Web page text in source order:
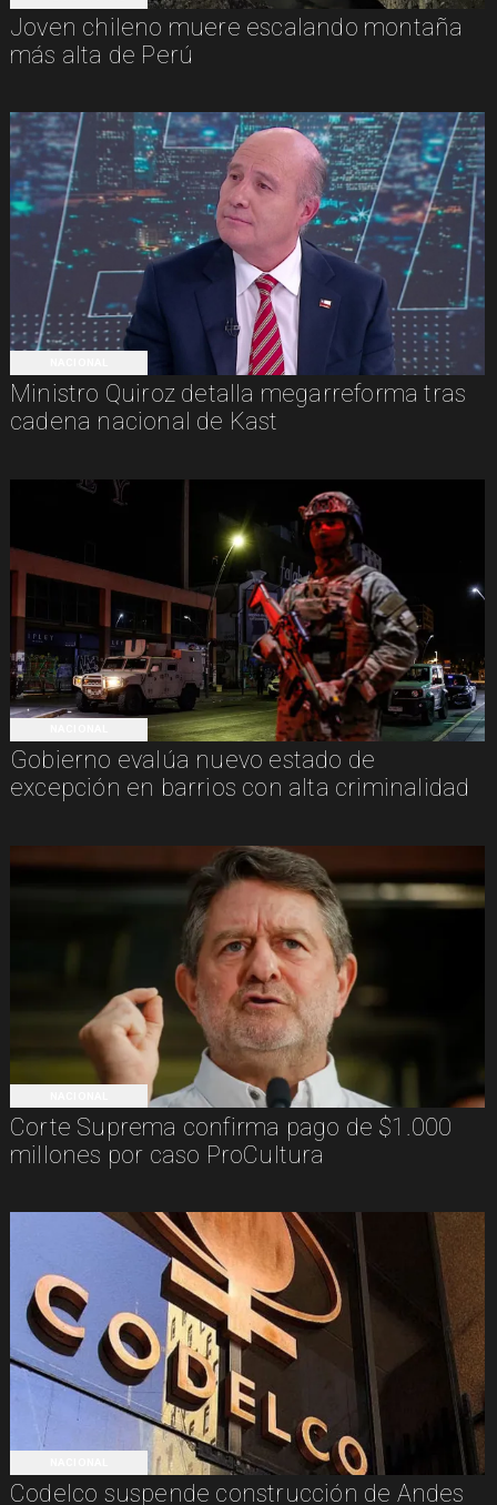
Joven chileno muere escalando montaña
más alta de Perú
Ministro Quiroz detalla megarreforma tras
cadena nacional de Kast
Gobierno evalúa nuevo estado de
excepción en barrios con alta criminalidad
Corte Suprema confirma pago de $1.000
millones por caso ProCultura
Codelco suspende construcción de Andes